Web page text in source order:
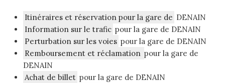
Itinéraires et réservation pour la gare de DENAIN
Information sur le trafic pour la gare de DENAIN
Perturbation sur les voies pour la gare de DENAIN
Remboursement et réclamation pour la gare de
DENAIN
Achat de billet pour la gare de DENAIN